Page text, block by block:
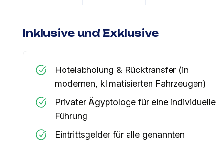
Inklusive und Exklusive
Hotelabholung & Rücktransfer (in
modernen, klimatisierten Fahrzeugen)
Privater Ägyptologe für eine individuelle
Führung
Eintrittsgelder für alle genannten